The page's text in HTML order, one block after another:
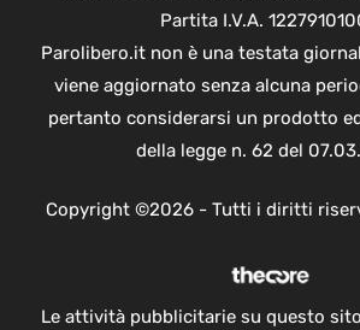
Partita I.V.A.
Parolibero.it non è una testata
viene aggiornato senza alcuna
pertanto considerarsi un prodotto
della legge n. 62 del
Copyright ©2026 - Tutti i diritti
Le attività pubblicitarie su questo